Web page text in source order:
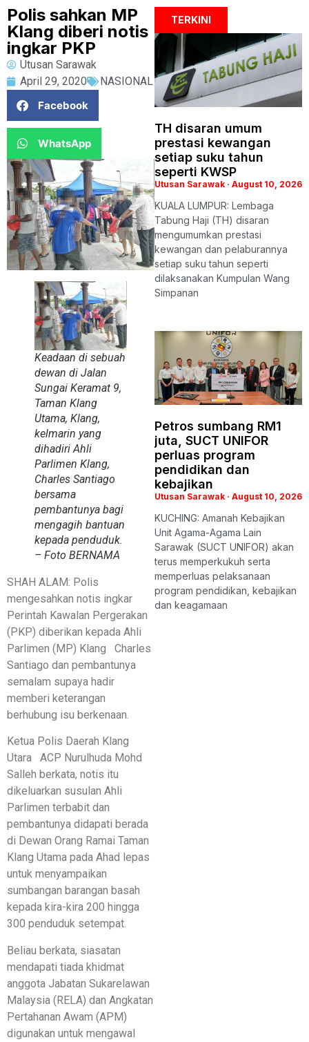
Polis sahkan MP
Klang diberi notis
ingkar PKP
Utusan Sarawak
April 29, 2020
NASIONAL
Facebook
WhatsApp
Keadaan di sebuah
dewan di Jalan
Sungai Keramat 9,
Taman Klang
Utama, Klang,
kelmarin yang
dihadiri Ahli
Parlimen Klang,
Charles Santiago
bersama
pembantunya bagi
mengagih bantuan
kepada penduduk.
– Foto BERNAMA
SHAH ALAM: Polis
mengesahkan notis ingkar
Perintah Kawalan Pergerakan
(PKP) diberikan kepada Ahli
Parlimen (MP) Klang Charles
Santiago dan pembantunya
semalam supaya hadir
memberi keterangan
berhubung isu berkenaan.
Ketua Polis Daerah Klang
Utara ACP Nurulhuda Mohd
Salleh berkata, notis itu
dikeluarkan susulan Ahli
Parlimen terbabit dan
pembantunya didapati berada
di Dewan Orang Ramai Taman
Klang Utama pada Ahad lepas
untuk menyampaikan
sumbangan barangan basah
kepada kira-kira 200 hingga
300 penduduk setempat.
Beliau berkata, siasatan
mendapati tiada khidmat
anggota Jabatan Sukarelawan
Malaysia (RELA) dan Angkatan
Pertahanan Awam (APM)
digunakan untuk mengawal
TERKINI
TH disaran umum
prestasi kewangan
setiap suku tahun
seperti KWSP
Utusan Sarawak August 10, 2026
KUALA LUMPUR: Lembaga
Tabung Haji (TH) disaran
mengumumkan prestasi
kewangan dan pelaburannya
setiap suku tahun seperti
dilaksanakan Kumpulan Wang
Simpanan
Petros sumbang RM1
juta, SUCT UNIFOR
perluas program
pendidikan dan
kebajikan
Utusan Sarawak August 10, 2026
KUCHING: Amanah Kebajikan
Unit Agama-Agama Lain
Sarawak (SUCT UNIFOR) akan
terus memperkukuh serta
memperluas pelaksanaan
program pendidikan, kebajikan
dan keagamaan